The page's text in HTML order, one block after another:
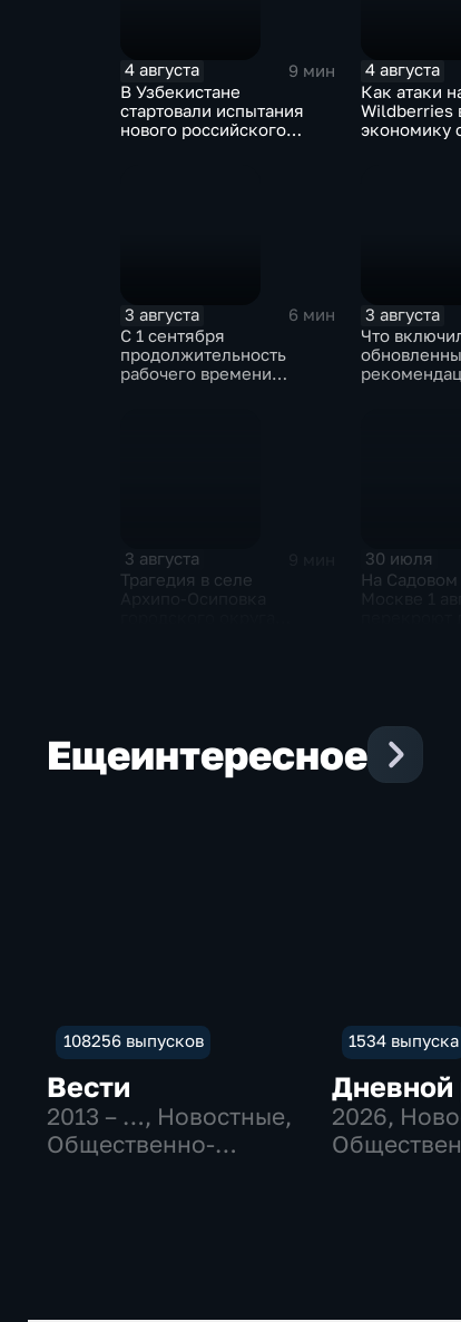
4 августа
9 мин
В Узбекистане
стартовали испытания
нового российского
4 августа
Как атаки
Wildberries
экономику
3 августа
6 мин
С 1 сентября
продолжительность
рабочего времени
3 августа
Что
3 августа
Трагедия в селе
30 июля
На Садовом
Ещеинтересное
108256 выпусков
Вести
2013 – …, Новостные,
Общественно-
1534 выпуска
Дневной
2026,